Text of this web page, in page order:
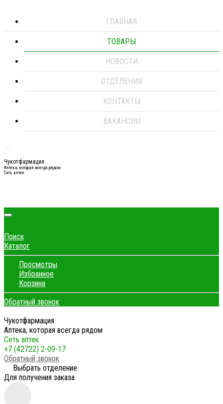
ГЛАВНАЯ
ТОВАРЫ
НОВОСТИ
ОТДЕЛЕНИЯ
КОНТАКТЫ
ВАКАНСИИ
Чукотфармация
Аптека, которая всегда рядом
Сеть аптек
Поиск
Каталог
Просмотры
Избранное
Корзина
Обратный звонок
Чукотфармация
Аптека, которая всегда рядом
Сеть аптек
+7 (42722) 2-09-17
Обратный звонок
Выбрать отделение
Для получения заказа